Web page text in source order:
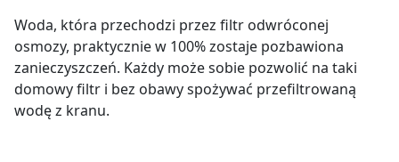
Woda, która przechodzi przez filtr odwróconej
osmozy, praktycznie w 100% zostaje pozbawiona
zanieczyszczeń. Każdy może sobie pozwolić na taki
domowy filtr i bez obawy spożywać przefiltrowaną
wodę z kranu.